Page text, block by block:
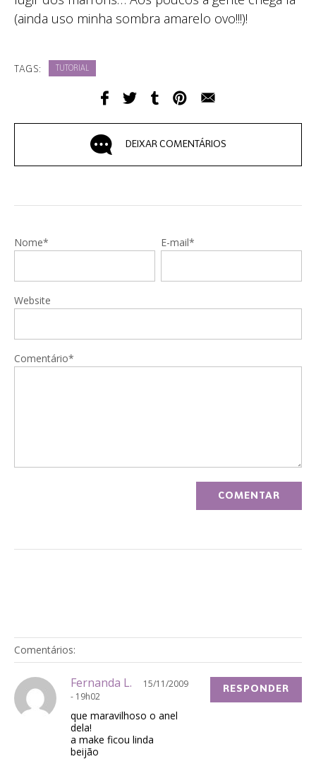
(ainda uso minha sombra amarelo ovo!!!)!
TAGS: TUTORIAL
DEIXAR COMENTÁRIOS
Nome* E-mail*
Website
Comentário*
Comentários:
Fernanda L.
15/11/2009
- 19h02
que maravilhoso o anel
dela!
a make ficou linda
beijão
RESPONDER